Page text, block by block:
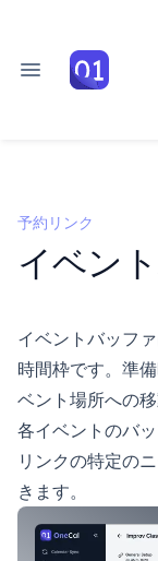
予約リンク
イベン
イベントバッフ
時間枠です。準
ベント場所への
各イベントのバ
リンクの特定の
きます。